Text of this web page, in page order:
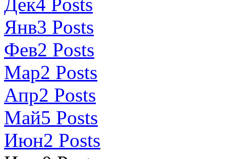
Дек4 Posts
Янв3 Posts
Фев2 Posts
Мар2 Posts
Апр2 Posts
Май5 Posts
Июн2 Posts